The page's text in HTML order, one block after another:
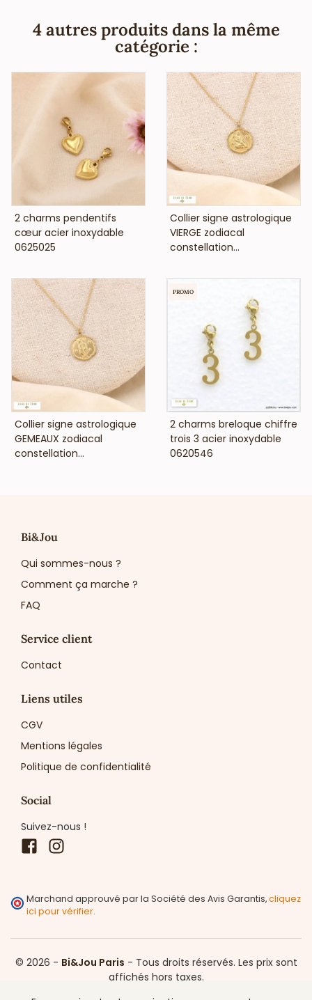
4 autres produits dans la même
catégorie :
VOIR LE PRIX
2 charms pendentifs
cœur acier inoxydable
0625025
VOIR LE PRIX
Collier signe astrologique
VIERGE zodiacal
constellation...
VOIR LE PRIX
Collier signe astrologique
GEMEAUX zodiacal
constellation...
VOIR LE PRIX
2 charms breloque chiffre
trois 3 acier inoxydable
0620546
PROMO
Bi&Jou
Qui sommes-nous ?
Comment ça marche ?
FAQ
Service client
Contact
Liens utiles
CGV
Mentions légales
Politique de confidentialité
Social
Suivez-nous !
Facebook
Marchand approuvé par la Société des Avis Garantis,cliquez
ici pour vérifier.
© 2026 - Bi&Jou Paris - Tous droits réservés. Les prix sont
affichés hors taxes.